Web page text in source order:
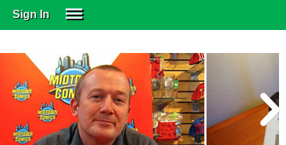
Sign In
SUBSCRIBE
EDUCATIONAL LICENSES
GIFT CARDS
OTHER LANGUAGES